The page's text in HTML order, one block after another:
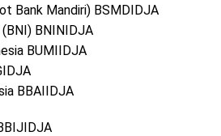
Bank Mandiri) BSMDIDJA
BNINIDJA
BUMIIDJA
BBAIIDJA